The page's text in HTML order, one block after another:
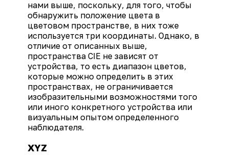
нами выше, поскольку, для того, чтобы
обнаружить положение цвета в
цветовом пространстве, в них тоже
используется три координаты. Однако, в
отличие от описанных выше,
пространства CIE не зависят от
устройства, то есть диапазон цветов,
которые можно определить в этих
пространствах, не ограничивается
изобразительными возможностями того
или иного конкретного устройства или
визуальным опытом определенного
наблюдателя.
XYZ